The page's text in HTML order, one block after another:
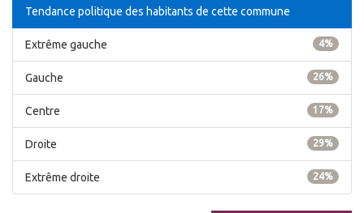
Tendance politique des habitants de cette commune
4%
Extrême gauche
26%
Gauche
17%
Centre
29%
Droite
24%
Extrême droite